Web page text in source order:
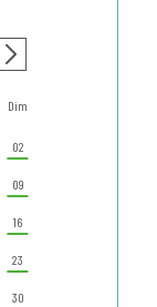
Dim
02
09
16
23
30